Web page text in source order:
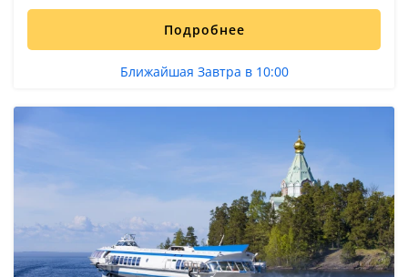
Подробнее
Ближайшая Завтра в 10:00